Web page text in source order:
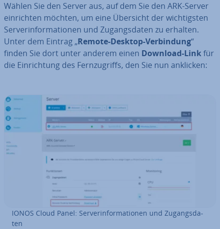
Wählen Sie den Server aus, auf dem Sie den ARK-Server
ein­rich­ten möchten, um eine Übersicht der wich­tigs­ten
Ser­ver­in­for­ma­tio­nen und Zu­gangs­da­ten zu erhalten.
Unter dem Eintrag „Remote-Desktop-Ver­bin­dung“
finden Sie dort unter anderem einen Download-Linkfür
die Ein­rich­tung des Fern­zu­griffs, den Sie nun anklicken:
IONOS Cloud Panel: Ser­ver­in­for­ma­tio­nen und Zu­gangs­da­
ten